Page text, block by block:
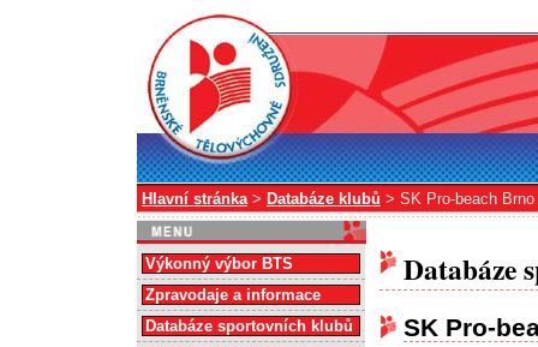
Hlavní stránka> Databáze klubů > SK Pro-beach Brno
Databáze
SK Pro-
Výkonný výbor BTS
Zpravodaje a informace
Databáze sportovních klubů